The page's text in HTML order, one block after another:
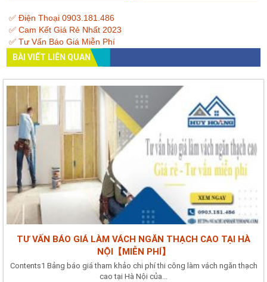
✅ Điện Thoại 0903.181.486
✅ Cam Kết Giá Rẻ Nhất 2023
✅ Tư Vấn Báo Giá Miễn Phí
BÀI VIẾT LIÊN QUAN
TƯ VẤN BÁO GIÁ LÀM VÁCH NGĂN THẠCH CAO TẠI HÀ
NỘI【MIỄN PHÍ】
Contents1 Bảng báo giá tham khảo chi phí thi công làm vách ngăn thạch
cao tại Hà Nội của...